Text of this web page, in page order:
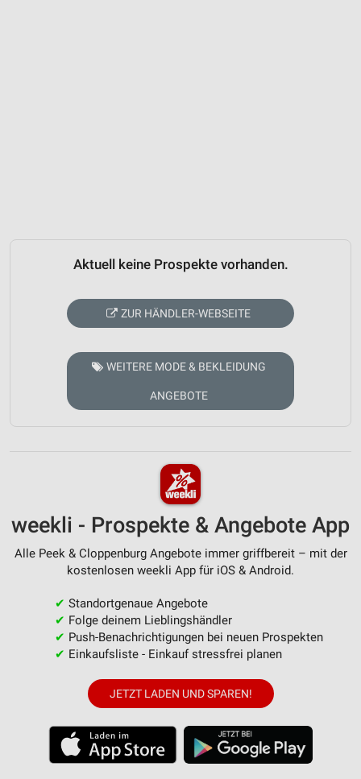
Aktuell keine Prospekte vorhanden.
ZUR HÄNDLER-WEBSEITE
WEITERE MODE & BEKLEIDUNG
ANGEBOTE
weekli - Prospekte & Angebote App
Alle Peek & Cloppenburg Angebote immer griffbereit – mit der
kostenlosen weekli App für iOS & Android.
✔ Standortgenaue Angebote
✔ Folge deinem Lieblingshändler
✔ Push-Benachrichtigungen bei neuen Prospekten
✔ Einkaufsliste - Einkauf stressfrei planen
JETZT LADEN UND SPAREN!